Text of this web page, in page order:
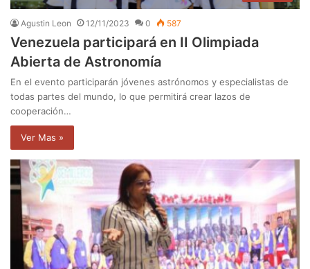
Agustin Leon 12/11/2023 0 587
Venezuela participará en II Olimpiada
Abierta de Astronomía
En el evento participarán jóvenes astrónomos y especialistas de
todas partes del mundo, lo que permitirá crear lazos de
cooperación…
Ver Mas »